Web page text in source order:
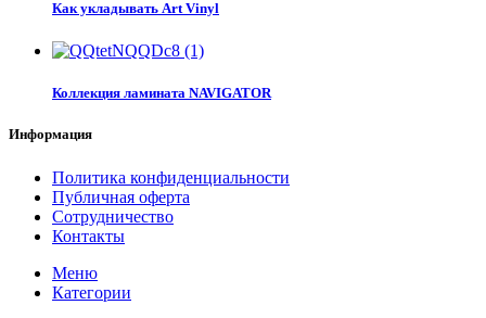
Как укладывать Art Vinyl
Коллекция ламината NAVIGATOR
Информация
Политика конфиденциальности
Публичная оферта
Сотрудничество
Контакты
Меню
Категории